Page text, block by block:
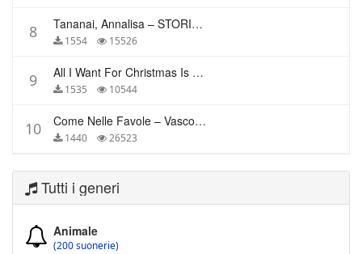
8 Tananai, Annalisa – STORIE BREVI
1554 15526
9 All I Want For Christmas Is You – Mariah Carey
1535 10544
10 Come Nelle Favole – Vasco Rossi
1440 26523
Tutti i generi
Animale
(200 suonerie)